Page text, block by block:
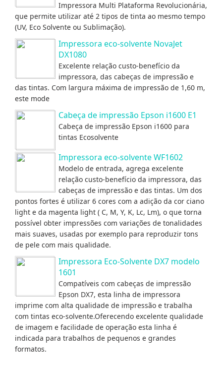
Impressora Multi Plataforma Revolucionária,
que permite utilizar até 2 tipos de tinta ao mesmo tempo
(UV, Eco Solvente ou Sublimação).
Impressora eco-solvente NovaJet
DX1080
Excelente relação custo-benefício da
impressora, das cabeças de impressão e
das tintas. Com largura máxima de impressão de 1,60 m,
este mode
Cabeça de impressão Epson i1600 E1
Cabeça de impressão Epson i1600 para
tintas Ecosolvente
Impressora eco-solvente WF1602
Modelo de entrada, agrega excelente
relação custo-benefício da impressora, das
cabeças de impressão e das tintas. Um dos
pontos fortes é utilizar 6 cores com a adição da cor ciano
light e da magenta light ( C, M, Y, K, Lc, Lm), o que torna
possível obter impressões com variações de tonalidades
mais suaves, usadas por exemplo para reproduzir tons
de pele com mais qualidade.
Impressora Eco-Solvente DX7 modelo
1601
Compatíveis com cabeças de impressão
Epson DX7, esta linha de impressora
imprime com alta qualidade de impressão e trabalha
com tintas eco-solvente.Oferecendo excelente qualidade
de imagem e facilidade de operação esta linha é
indicada para trabalhos de pequenos e grandes
formatos.